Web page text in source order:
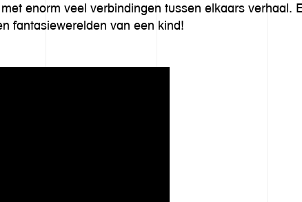
enorm veel verbindingen tussen elkaars verhaal.
fantasiewerelden van een kind!